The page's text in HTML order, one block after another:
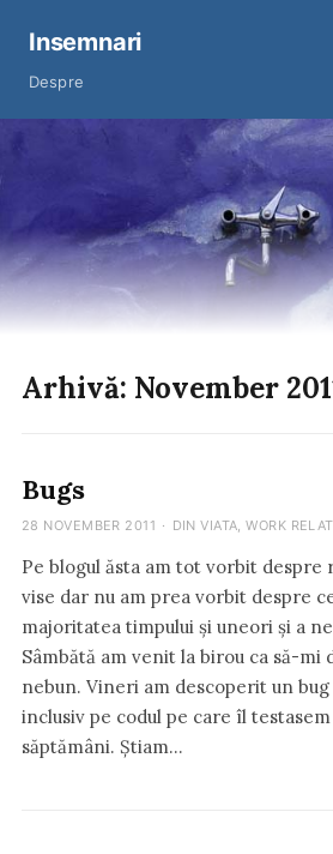
Insemnari
Despre
Arhivă: November
Bugs
28 NOVEMBER 2011 · DIN VIATA,WORK
Pe blogul ăsta am tot vorbit despre
vise dar nu am prea vorbit despre
majoritatea timpului și uneori și a
Sâmbătă am venit la birou ca să-mi
nebun. Vineri am descoperit un
inclusiv pe codul pe care îl
săptămâni. Știam…